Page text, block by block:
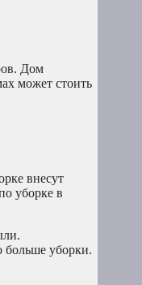
Дом
может стоить
внесут
уборке в
больше уборки.